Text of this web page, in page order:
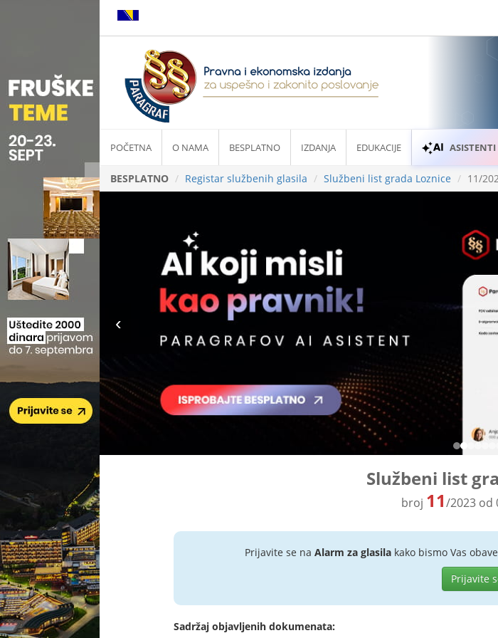
POČETNA O NAMA BESPLATNO IZDANJA EDUKACIJE ASISTENTI
BESPLATNO Registar službenih glasila Službeni list grada Loznice 11/
Službeni list
broj 11/2023 od
Prijavite se na Alarm za glasilakako bismo Vas
Prijavite
Sadržaj objavljenih dokumenata: